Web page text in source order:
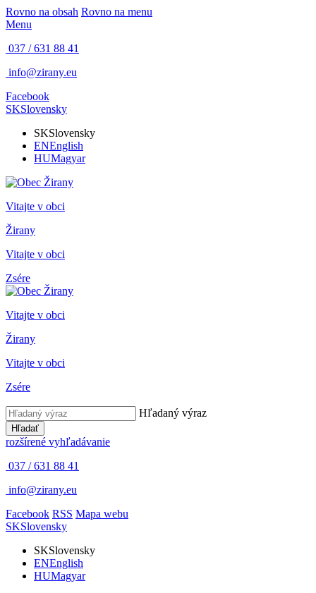
Rovno na obsah Rovno na menu
Menu
037 / 631 88 41
info@zirany.eu
Facebook
SKSlovensky
SKSlovensky
ENEnglish
HUMagyar
Vitajte v obci
Žirany
Vitajte v obci
Zsére
Vitajte v obci
Žirany
Vitajte v obci
Zsére
Hľadaný výraz
Hľadať
rozšírené vyhľadávanie
037 / 631 88 41
info@zirany.eu
Facebook RSS Mapa webu
SKSlovensky
SKSlovensky
ENEnglish
HUMagyar